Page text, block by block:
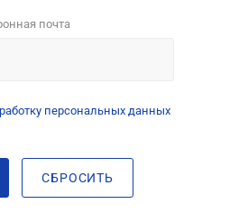
почта
персональных данных
СБРОСИТЬ